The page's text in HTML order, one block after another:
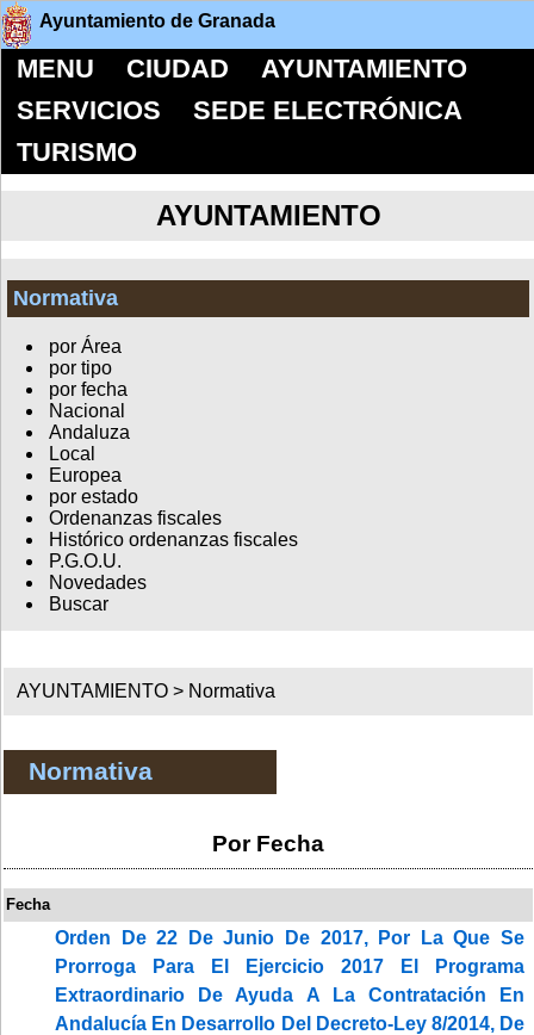
Ayuntamiento de Granada
MENU CIUDAD
AYUNTAMIENTO
SERVICIOS
SEDE ELECTRÓNICA
TURISMO
AYUNTAMIENTO
Normativa
por Área
por tipo
por fecha
Nacional
Andaluza
Local
Europea
por estado
Ordenanzas fiscales
Histórico ordenanzas fiscales
P.G.O.U.
Novedades
Buscar
AYUNTAMIENTO > Normativa
Normativa
Por Fecha
Fecha
Orden De 22 De Junio De 2017, Por La Que Se
Prorroga Para El Ejercicio 2017 El Programa
Extraordinario De Ayuda A La Contratación En
Andalucía En Desarrollo Del Decreto-Ley 8/2014, De